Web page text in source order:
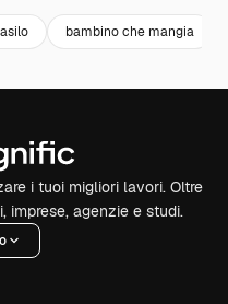
asilo bambino che mangia
i tuoi migliori lavori. Oltre
imprese, agenzie e studi.